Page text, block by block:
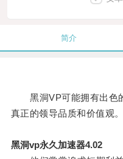
简介
黑洞VP可能拥有出色的
真正的领导品质和价值观。
黑洞vp永久加速器4.02